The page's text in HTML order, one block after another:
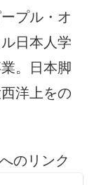
プル・オ
日本人学
。日本脚
洋上をの
のリンク